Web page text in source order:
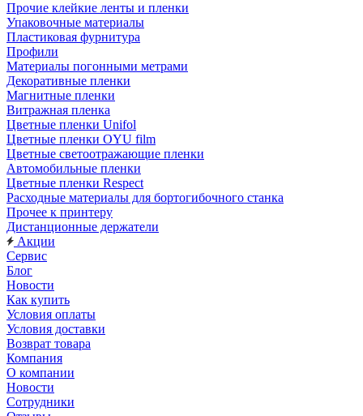
Прочие клейкие ленты и пленки
Упаковочные материалы
Пластиковая фурнитура
Профили
Материалы погонными метрами
Декоративные пленки
Магнитные пленки
Витражная пленка
Цветные пленки Unifol
Цветные пленки OYU film
Цветные светоотражающие пленки
Автомобильные пленки
Цветные пленки Respect
Расходные материалы для бортогибочного станка
Прочее к принтеру
Дистанционные держатели
Акции
Сервис
Блог
Новости
Как купить
Условия оплаты
Условия доставки
Возврат товара
Компания
О компании
Новости
Сотрудники